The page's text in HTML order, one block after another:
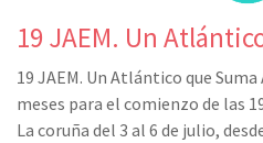
19 JAEM. Un
19 JAEM. Un Atlántico que
meses para el comienzo de las
La coruña del 3 al 6 de julio,